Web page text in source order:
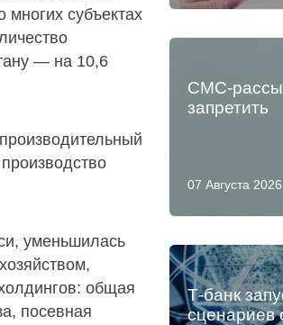
субъектах
— на 10,6
уменьшилась
общая
посевная
07 Августа 2026
СМС-
запретить
Т-банк
сценариев